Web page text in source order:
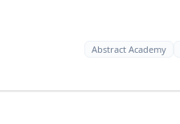
Abstract Academy